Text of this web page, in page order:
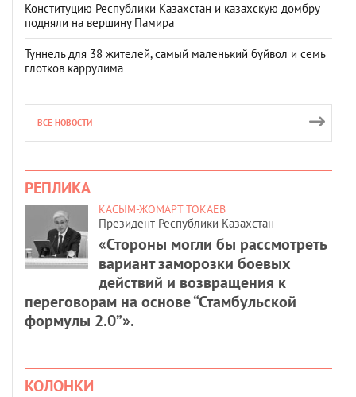
Конституцию Республики Казахстан и казахскую домбру
подняли на вершину Памира
Туннель для 38 жителей, самый маленький буйвол и семь
глотков каррулима
ВСЕ НОВОСТИ
РЕПЛИКА
КАСЫМ-ЖОМАРТ ТОКАЕВ
Президент Республики Казахстан
«Стороны могли бы рассмотреть
вариант заморозки боевых
действий и возвращения к
переговорам на основе “Стамбульской
формулы 2.0”».
КОЛОНКИ